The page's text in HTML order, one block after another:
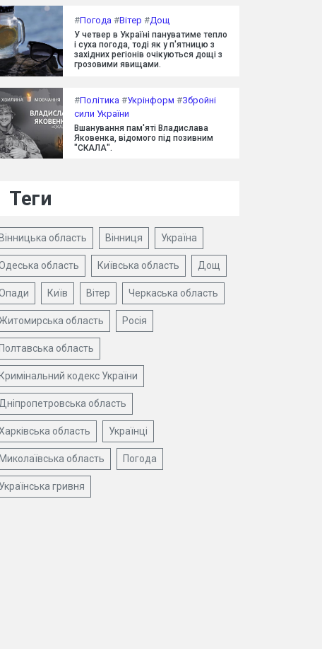
#Погода #Вітер #Дощ
У четвер в Україні пануватиме тепло
і суха погода, тоді як у п'ятницю з
західних регіонів очікуються дощі з
грозовими явищами.
#Політика #Укрінформ #Збройні
сили України
Вшанування пам'яті Владислава
Яковенка, відомого під позивним
"СКАЛА".
Теги
Вінницька область Вінниця Україна
область Київська область Дощ
Київ Вітер Черкаська область
область Росія
Полтавська область
Кримінальний кодекс України
Дніпропетровська область
область Українці
Миколаївська область Погода
Українська гривня